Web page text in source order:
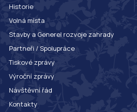
Historie
Volná místa
Stavby a Generel rozvoje zahrady
Partneři / Spolupráce
Tiskové zprávy
Výroční zprávy
Návštěvní řád
Kontakty